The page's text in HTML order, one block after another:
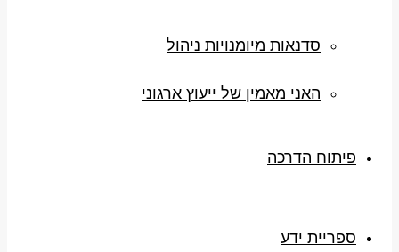
סדנאות מיומנויות ניהול
האני מאמין של ייעוץ ארגוני
פיתוח הדרכה
ספריית ידע